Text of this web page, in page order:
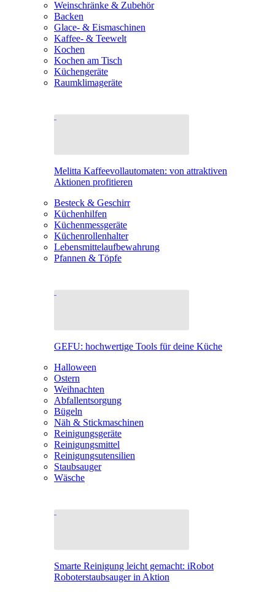
Weinschränke & Zubehör
Backen
Glace- & Eismaschinen
Kaffee- & Teewelt
Kochen
Kochen am Tisch
Küchengeräte
Raumklimageräte
Melitta Kaffeevollautomaten: von attraktiven
Aktionen profitieren
Besteck & Geschirr
Küchenhilfen
Küchenmessgeräte
Küchenrollenhalter
Lebensmittelaufbewahrung
Pfannen & Töpfe
GEFU: hochwertige Tools für deine Küche
Halloween
Ostern
Weihnachten
Abfallentsorgung
Bügeln
Näh & Stickmaschinen
Reinigungsgeräte
Reinigungsmittel
Reinigungsutensilien
Staubsauger
Wäsche
Smarte Reinigung leicht gemacht: iRobot
Roboterstaubsauger in Aktion